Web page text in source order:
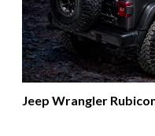
Jeep Wrangler